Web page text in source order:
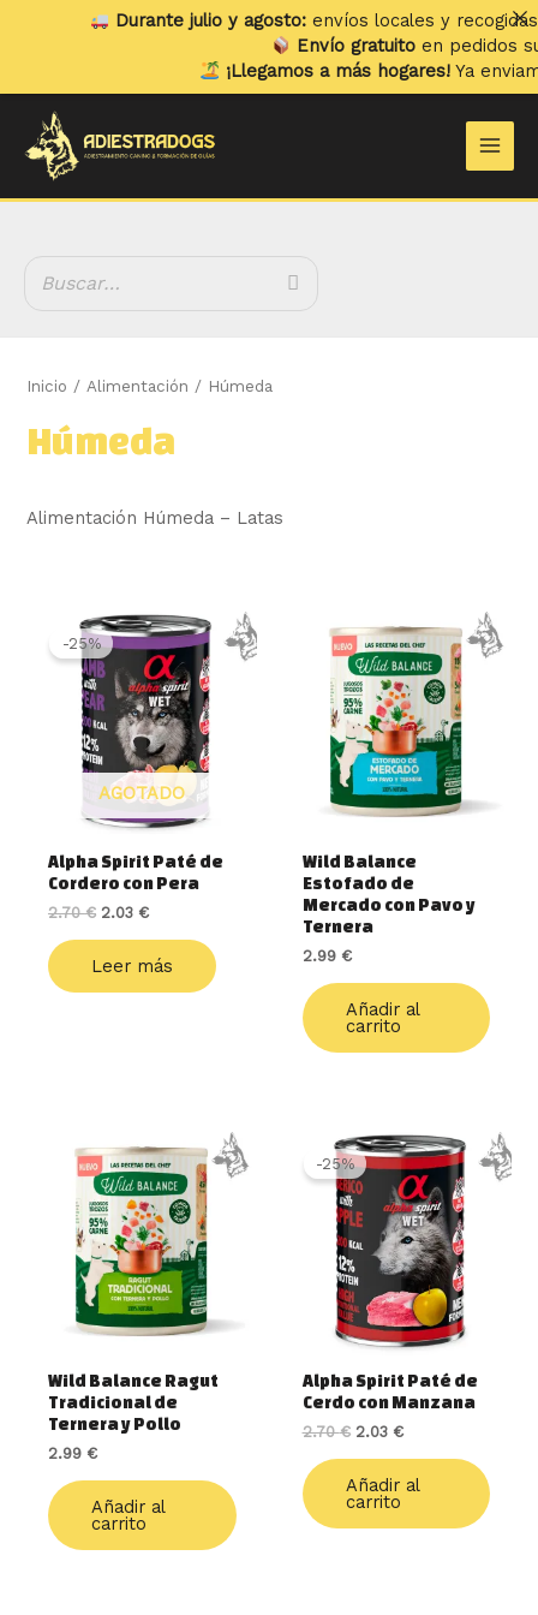
Inicio / Alimentación / Húmeda
Húmeda
Alimentación Húmeda – Latas
AGOTADO
-25%
Alpha Spirit Paté de
Cordero con Pera
2.70€
El
precio
original
era:
2.70 €.
2.03 €
El
precio
actual
es:
2.03 €.
Leer más
Wild Balance
Estofado de
Mercado con Pavo y
Ternera
2.99 €
Añadir al
carrito
Wild Balance Ragut
Tradicional de
Ternera y Pollo
2.99 €
Añadir al
carrito
-25%
Alpha Spirit Paté de
Cerdo con Manzana
2.70€
El
precio
original
era:
2.70 €.
2.03 €
El
precio
actual
es:
2.03 €.
Añadir al
carrito
Durante julio y agosto:envíos locales y recogidas los
Envío gratuitoen pedidos
¡Llegamos a más hogares! Ya enviamos a